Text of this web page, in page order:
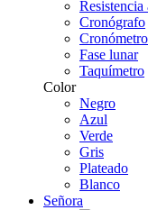
Resistencia
Cronógrafo
Cronómetro
Fase lunar
Taquímetro
Color
Negro
Azul
Verde
Gris
Plateado
Blanco
Señora